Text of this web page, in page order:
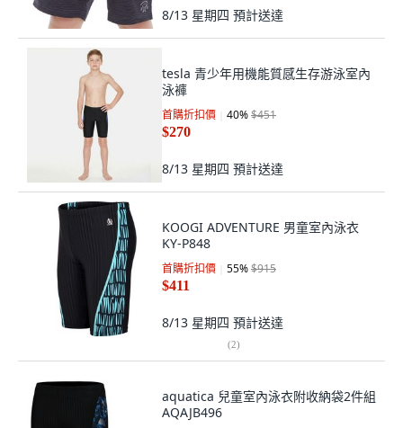
8/13 星期四 預計送達
tesla 青少年用機能質感生存游泳室內
泳褲
首購折扣價 40%$451
$270
8/13 星期四 預計送達
KOOGI ADVENTURE 男童室內泳衣
KY-P848
首購折扣價 55%$915
$411
8/13 星期四 預計送達
(2)
aquatica 兒童室內泳衣附收納袋2件組
AQAJB496